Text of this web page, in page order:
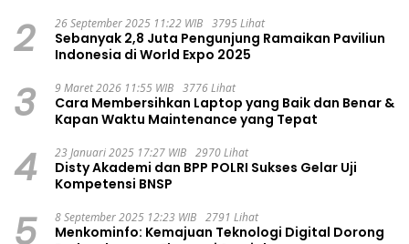
2 26 September 2025 11:22 WIB 3795 Lihat
Sebanyak 2,8 Juta Pengunjung Ramaikan Paviliun
Indonesia di World Expo 2025
3 9 Maret 2026 11:55 WIB 3776 Lihat
Cara Membersihkan Laptop yang Baik dan Benar &
Kapan Waktu Maintenance yang Tepat
4 23 Januari 2025 17:27 WIB 2970 Lihat
Disty Akademi dan BPP POLRI Sukses Gelar Uji
Kompetensi BNSP
5 8 September 2025 12:23 WIB 2791 Lihat
Menkominfo: Kemajuan Teknologi Digital Dorong